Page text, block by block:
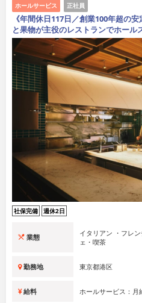
ホールサービス 正社員
《年間休日117日／創業100年超の
と果物が主役のレストランでホール
社保完備 週休2日
業態
イタリアン ・フレ
ェ・喫茶
勤務地 東京都港区
給料 ホールサービス：月